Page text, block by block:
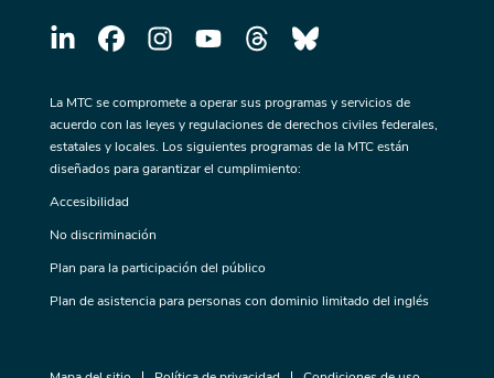
La MTC se compromete a operar sus programas y servicios de
acuerdo con las leyes y regulaciones de derechos civiles federales,
estatales y locales. Los siguientes programas de la MTC están
diseñados para garantizar el cumplimiento:
Accesibilidad
No discriminación
Plan para la participación del público
Plan de asistencia para personas con dominio limitado del inglés